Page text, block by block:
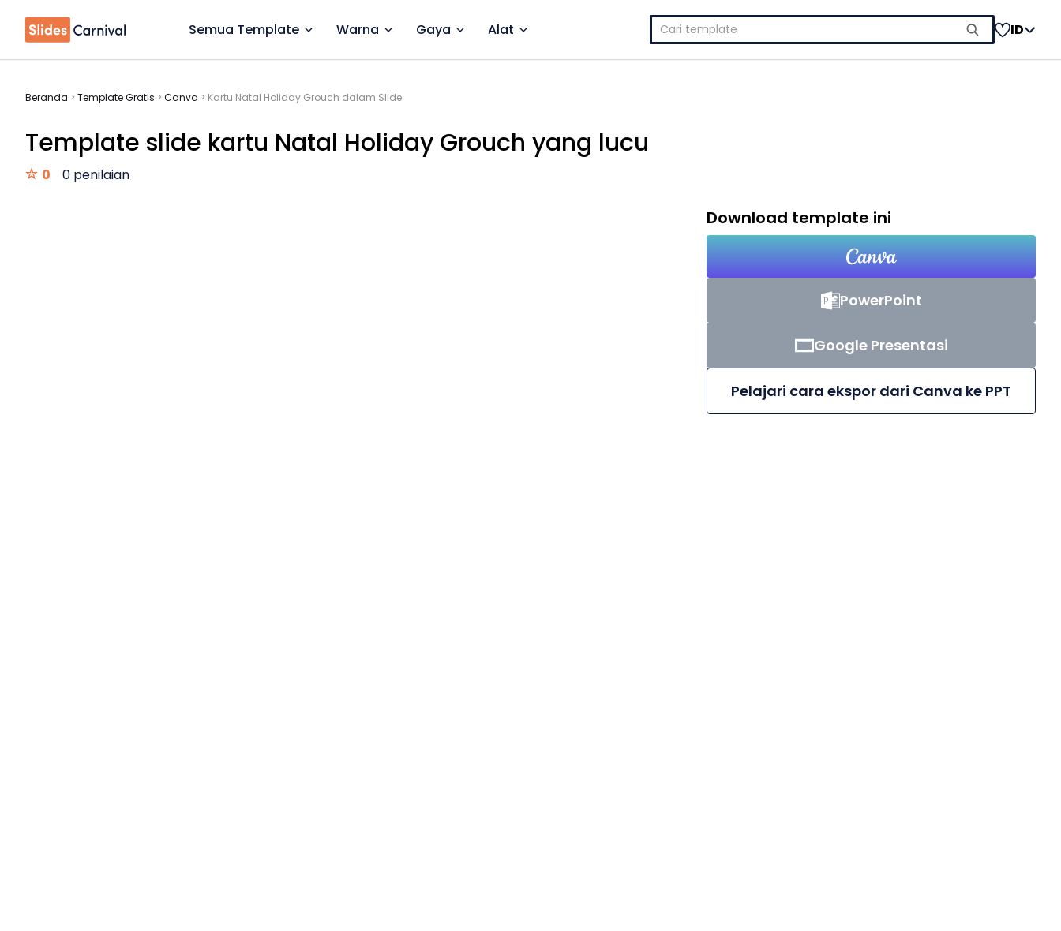
Semua Template Warna Gaya Alat
Cari
untuk:
ID
Beranda > Template Gratis > Canva > Kartu Natal Holiday Grouch dalam Slide
Template slide kartu Natal Holiday Grouch yang lucu
0 0 penilaian
Download template ini
PowerPoint
Google Presentasi
Pelajari cara ekspor dari Canva ke PPT